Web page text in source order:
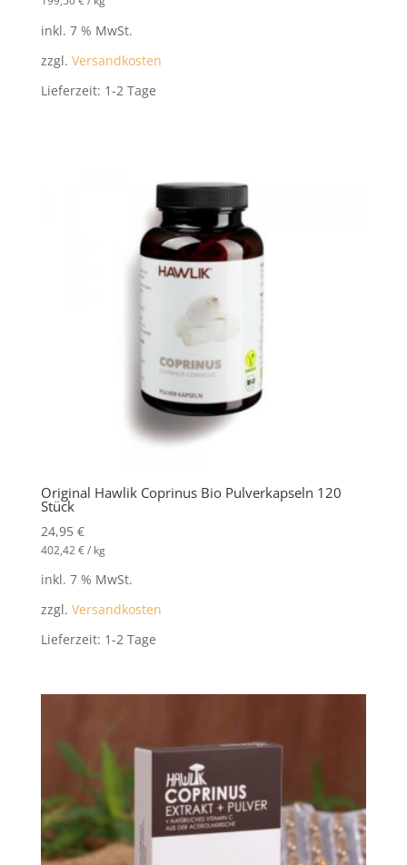
inkl. 7 % MwSt.
zzgl. Versandkosten
Lieferzeit: 1-2 Tage
Original Hawlik Coprinus Bio Pulverkapseln 120
Stück
24,95 €
402,42€/ kg
inkl. 7 % MwSt.
zzgl. Versandkosten
Lieferzeit: 1-2 Tage